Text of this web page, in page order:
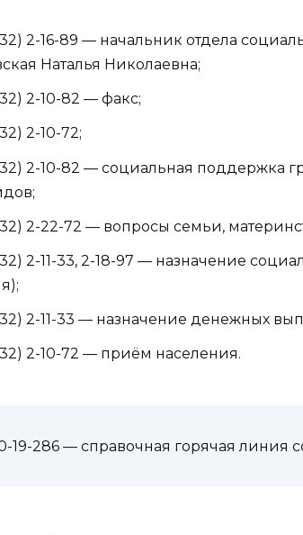
2-16-89 — начальник отдела
Наталья Николаевна;
2-10-82 — факс;
2-10-72;
2-10-82 — социальная поддержка
2-22-72 — вопросы семьи,
2-11-33, 2-18-97 — назначение
2-11-33 — назначение денежных
2-10-72 — приём населения.
19-286 — справочная горячая линия